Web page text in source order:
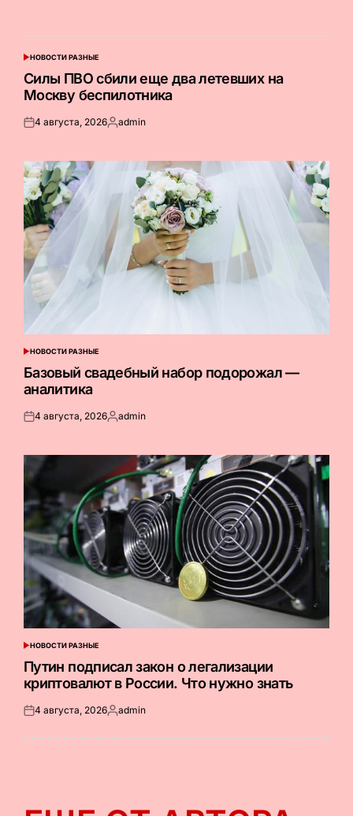
ОПУБЛИКОВАНО
НОВОСТИ РАЗНЫЕ
Силы ПВО сбили еще два летевших на
Москву беспилотника
Опубликовано
4 августа, 2026Запись
admin
ОПУБЛИКОВАНО
В
НОВОСТИ РАЗНЫЕ
Базовый свадебный набор подорожал —
аналитика
Опубликовано
4 августа, 2026Запись
admin
ОПУБЛИКОВАНО
В
НОВОСТИ РАЗНЫЕ
Путин подписал закон о легализации
криптовалют в России. Что нужно знать
Опубликовано
4 августа, 2026Запись
admin